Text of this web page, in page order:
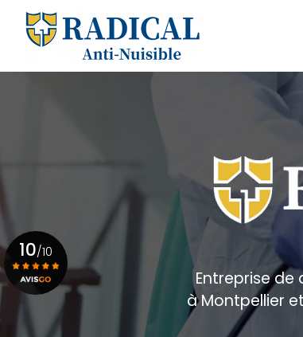
contenu
Entreprise
à Montpellier
10/10
Voir le certificat